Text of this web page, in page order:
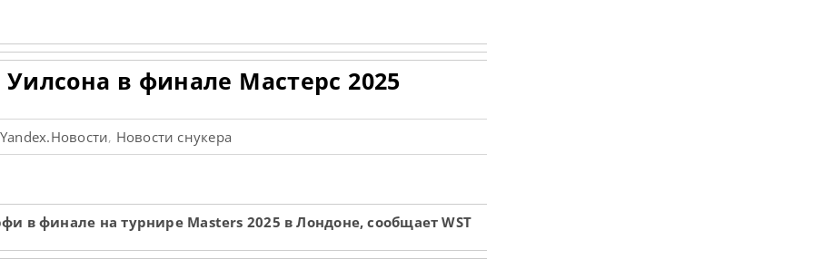
в финале Мастерс 2025
Yandex.Новости, Новости снукера
в финале на турнире Masters 2025 в Лондоне, сообщает WST